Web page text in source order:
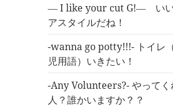
― I like your cut G!― い
アスタイルだね！
-wanna go potty!!!- トイレ
児用語）いきたい！
-Any Volunteers?- やってく
人？誰かいますか？？